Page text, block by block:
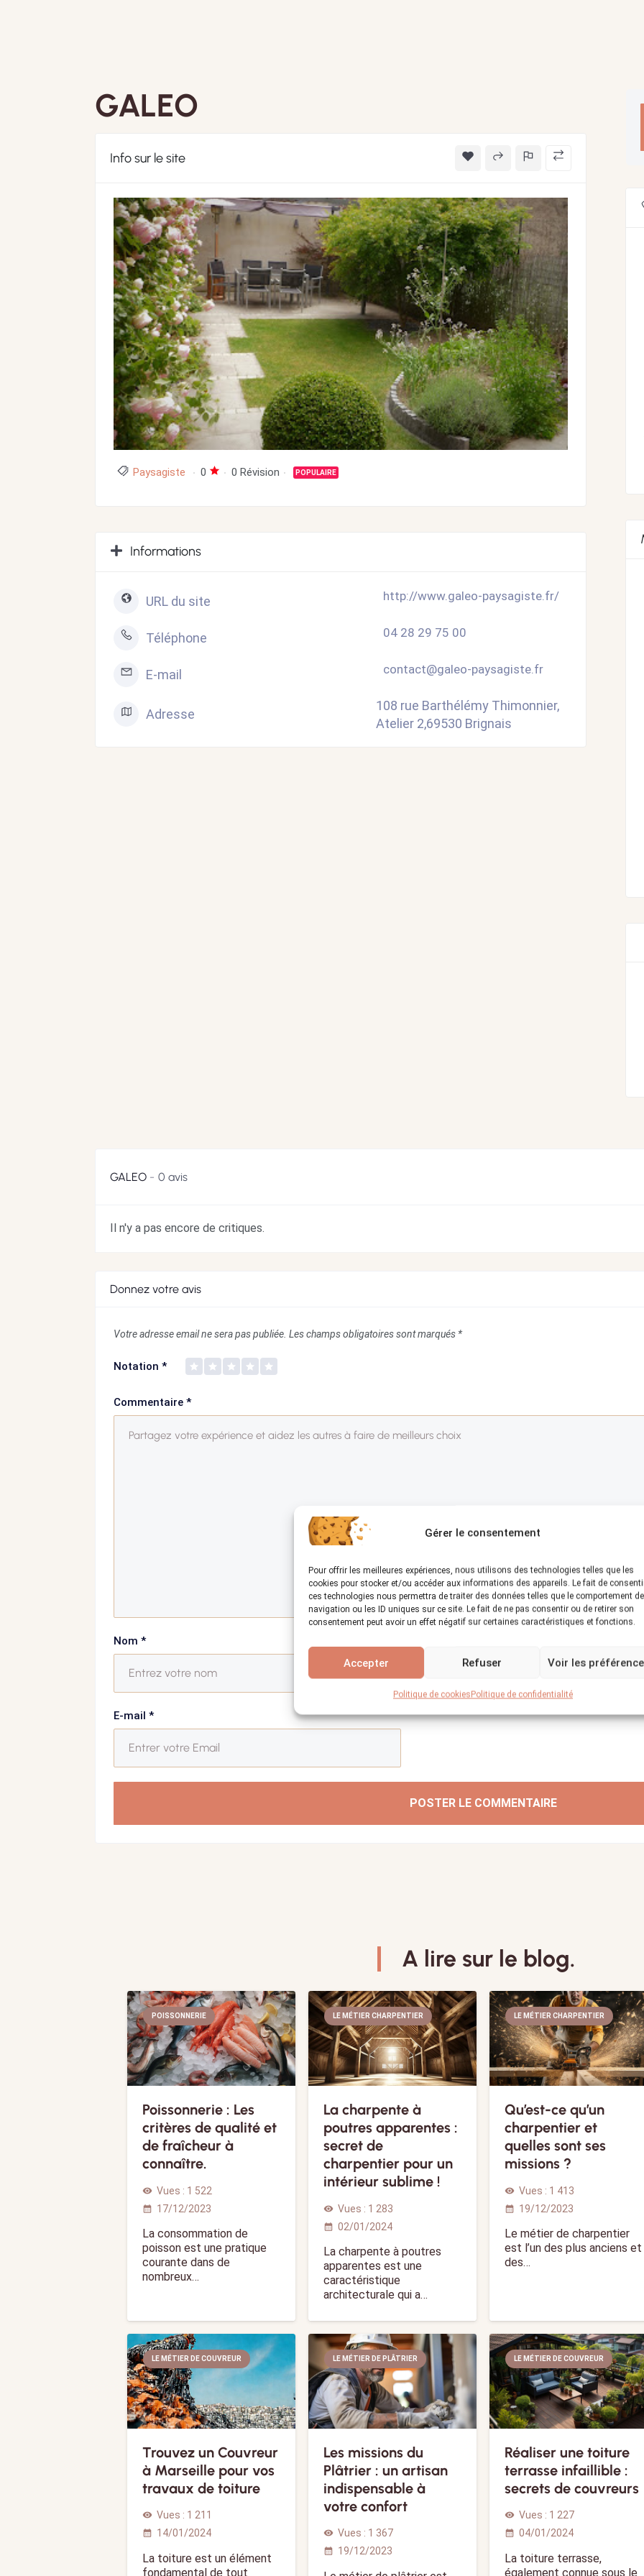
Gérer le consentement
Pour offrir les meilleures expériences, nous utilisons des technologies telles que les
cookies pour stocker et/ou accéder aux informations des appareils. Le fait de
ces technologies nous permettra de traiter des données telles que le comportement de
navigation ou les ID uniques sur ce site. Le fait de ne pas consentir ou de retirer son
consentement peut avoir un effet négatif sur certaines caractéristiques et fonctions.
Accepter Refuser Voir les
Politique de cookiesPolitique de confidentialité
GALEO
Info sur le site
Paysagiste 0 0 Révision POPULAIRE
Informations
URL du site http://www.galeo-paysagiste.fr/
Téléphone 04 28 29 75 00
E-mail contact@galeo-paysagiste.fr
Adresse
108 rue Barthélémy Thimonnier,
Atelier 2,69530 Brignais
GALEO 0 avis
Il n'y a pas encore de critiques.
Donnez votre avis
Votre adresse email ne sera pas publiée. Les champs obligatoires sont marqués *
Notation *
Commentaire *
Nom *
E-mail *
POSTER LE COMMENTAIRE
A lire sur le blog.
POISSONNERIE
Poissonnerie : Les
critères de qualité et
de fraîcheur à
connaître.
visibility Vues : 1 522
calendar_month 17/12/2023
La consommation de
poisson est une pratique
courante dans de
nombreux…
LE MÉTIER CHARPENTIER
La charpente à
poutres apparentes :
secret de
charpentier pour un
intérieur sublime !
visibility Vues : 1 283
calendar_month 02/01/2024
La charpente à poutres
apparentes est une
caractéristique
architecturale qui a…
LE MÉTIER CHARPENTIER
Qu’est-ce qu’un
charpentier et
quelles sont ses
missions ?
visibility Vues : 1 413
calendar_month 19/12/2023
Le métier de charpentier
est l’un des plus anciens et
des…
LE MÉTIER DE COUVREUR
Trouvez un Couvreur
à Marseille pour vos
travaux de toiture
visibility Vues : 1 211
calendar_month 14/01/2024
La toiture est un élément
fondamental de tout
LE MÉTIER DE PLÂTRIER
Les missions du
Plâtrier : un artisan
indispensable à
votre confort
visibility Vues : 1 367
calendar_month 19/12/2023
LE MÉTIER DE COUVREUR
Réaliser une toiture
terrasse infaillible :
secrets de couvreurs
visibility Vues : 1 227
calendar_month 04/01/2024
La toiture terrasse,
également connue sous le